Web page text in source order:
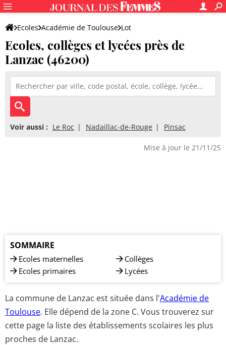
Ecoles Académie de Toulouse Lot
Ecoles, collèges et lycées près de
Lanzac (46200)
Voir aussi : Le Roc Nadaillac-de-Rouge Pinsac
Mise à jour le 21/11/25
SOMMAIRE
Ecoles maternelles
Ecoles primaires
Collèges
Lycées
La commune de Lanzac est située dans l'Académie de
Toulouse. Elle dépend de la zone C. Vous trouverez sur
cette page la liste des établissements scolaires les plus
proches de Lanzac.